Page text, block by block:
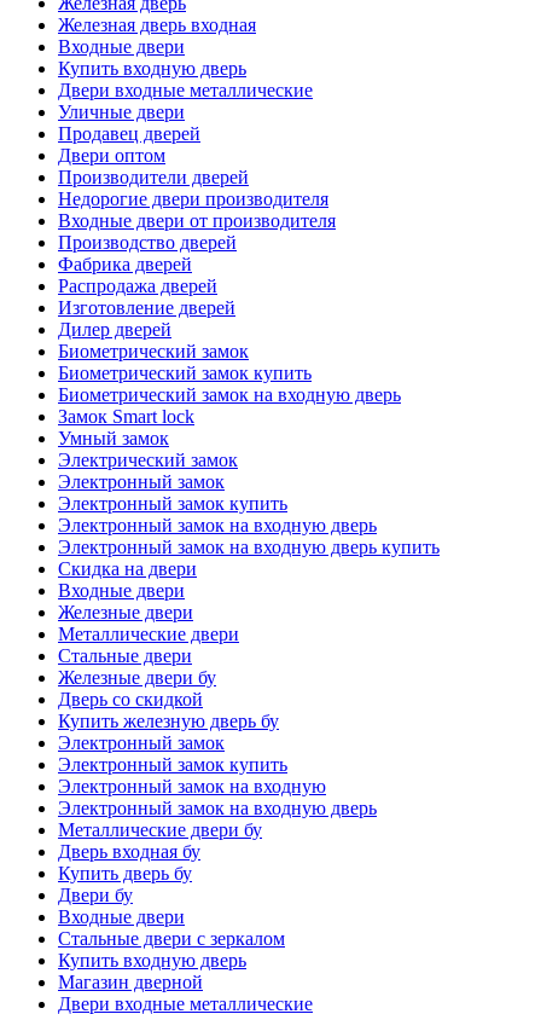
Железная дверь входная
Входные двери
Купить входную дверь
Двери входные металлические
Уличные двери
Продавец дверей
Двери оптом
Производители дверей
Недорогие двери производителя
Входные двери от производителя
Производство дверей
Фабрика дверей
Распродажа дверей
Изготовление дверей
Дилер дверей
Биометрический замок
Биометрический замок купить
Биометрический замок на входную дверь
Замок Smart lock
Умный замок
Электрический замок
Электронный замок
Электронный замок купить
Электронный замок на входную дверь
Электронный замок на входную дверь купить
Скидка на двери
Входные двери
Железные двери
Металлические двери
Стальные двери
Железные двери бу
Дверь со скидкой
Купить железную дверь бу
Электронный замок
Электронный замок купить
Электронный замок на входную
Электронный замок на входную дверь
Металлические двери бу
Дверь входная бу
Купить дверь бу
Двери бу
Входные двери
Стальные двери с зеркалом
Купить входную дверь
Магазин дверной
Двери входные металлические